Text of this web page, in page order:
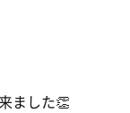
ました👏